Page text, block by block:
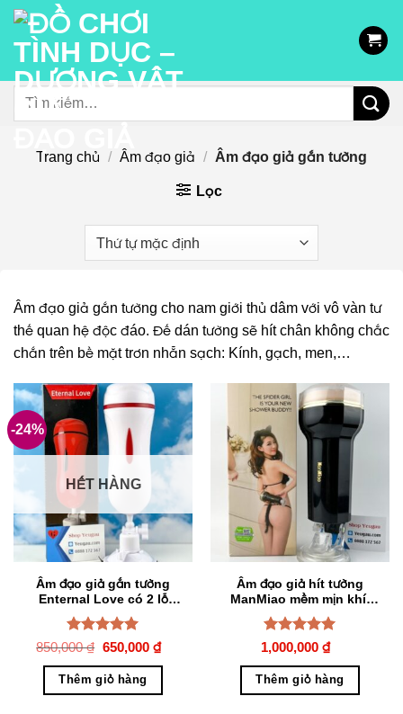
Chuyển
dung
Tìm
Trang chủ / Âm đạo giả / Âm đạo giả gắn tường
Lọc
Âm đạo giả gắn tường cho nam giới thủ dâm với vô vàn tư
thế quan hệ độc đáo. Đế dán tường sẽ hít chân không chắc
chắn trên bề mặt trơn nhẵn sạch: Kính, gạch, men,…
-24%
HẾT HÀNG
Âm đạo giả gắn tường
Enternal Love có 2 lỗ
rung cực phê
Được xếp
5 sao
850,000₫ Giá
là:
850,000 ₫.
650,000 ₫
Thêm giỏ hàng
Âm đạo giả hít tường
ManMiao mềm mịn khít
như bím gái mới lớn
Được xếp
5 sao
1,000,000 ₫
Thêm giỏ hàng